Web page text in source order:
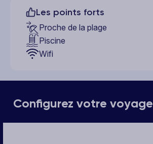
Les points forts
Proche de la plage
Piscine
Wifi
Configurez votre voyage